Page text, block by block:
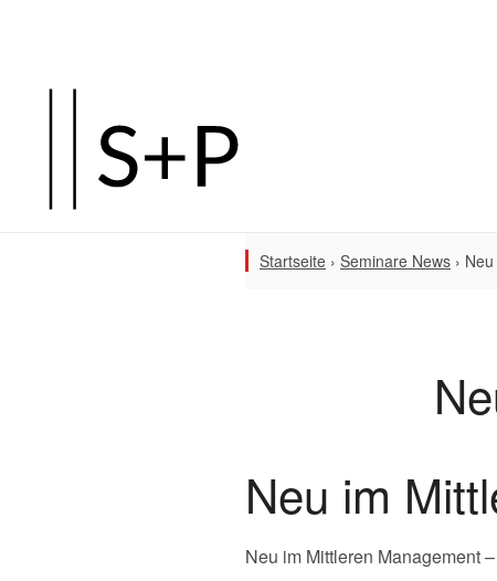
Startseite › Seminare News ›
Neu im
Neu im Mittleren Management